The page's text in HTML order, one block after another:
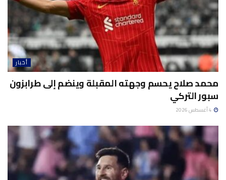
أخبار
محمد صلاح يحسم وجهته المقبلة وينضم إلى طرابزون
سبور التركي